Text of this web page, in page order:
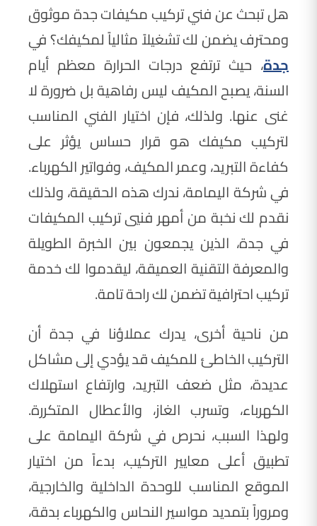
هل تبحث عن فني تركيب مكيفات جدة موثوق
ومحترف يضمن لك تشغيلاً مثالياً لمكيفك؟ في
جدة، حيث ترتفع درجات الحرارة معظم أيام
السنة، يصبح المكيف ليس رفاهية بل ضرورة لا
غنى عنها. ولذلك، فإن اختيار الفني المناسب
لتركيب مكيفك هو قرار حساس يؤثر على
كفاءة التبريد، وعمر المكيف، وفواتير الكهرباء.
في شركة اليمامة، ندرك هذه الحقيقة، ولذلك
نقدم لك نخبة من أمهر فنيي تركيب المكيفات
في جدة، الذين يجمعون بين الخبرة الطويلة
والمعرفة التقنية العميقة، ليقدموا لك خدمة
تركيب احترافية تضمن لك راحة تامة.
من ناحية أخرى، يدرك عملاؤنا في جدة أن
التركيب الخاطئ للمكيف قد يؤدي إلى مشاكل
عديدة، مثل ضعف التبريد، وارتفاع استهلاك
الكهرباء، وتسرب الغاز، والأعطال المتكررة.
ولهذا السبب، نحرص في شركة اليمامة على
تطبيق أعلى معايير التركيب، بدءاً من اختيار
الموقع المناسب للوحدة الداخلية والخارجية،
ومروراً بتمديد مواسير النحاس والكهرباء بدقة،